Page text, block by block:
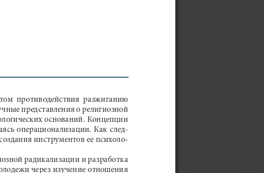
противодействия  разжиганию
представления о религиозной
оснований. Концепции
операционализации.  Как  след
инструментов ее психоло
радикализации и разработка
через изучение отношения